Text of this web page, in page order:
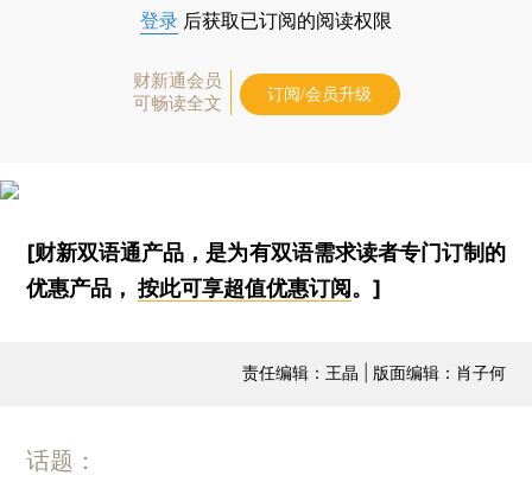
登录 后获取已订阅的阅读权限
财新通会员
可畅读全文
订阅/会员升级
[财新双语通产品，是为有双语需求读者专门订制的
优惠产品，按此可享超值优惠订阅 。]
责任编辑：王晶 | 版面编辑：肖子何
话题：